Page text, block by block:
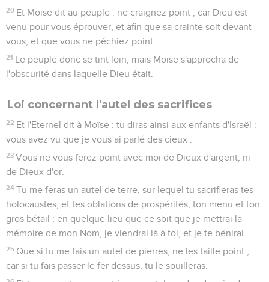
20 Et Moïse dit au peuple : ne craignez point ; car Dieu est
venu pour vous éprouver, et afin que sa crainte soit devant
vous, et que vous ne péchiez point.
21 Le peuple donc se tint loin, mais Moïse s'approcha de
l'obscurité dans laquelle Dieu était.
Loi concernant l'autel des sacrifices
22 Et l'Eternel dit à Moïse : tu diras ainsi aux enfants d'Israël :
vous avez vu que je vous ai parlé des cieux :
23 Vous ne vous ferez point avec moi de Dieux d'argent, ni
de Dieux d'or.
24 Tu me feras un autel de terre, sur lequel tu sacrifieras tes
holocaustes, et tes oblations de prospérités, ton menu et ton
gros bétail ; en quelque lieu que ce soit que je mettrai la
mémoire de mon Nom, je viendrai là à toi, et je te bénirai.
25 Que si tu me fais un autel de pierres, ne les taille point ;
car si tu fais passer le fer dessus, tu le souilleras.